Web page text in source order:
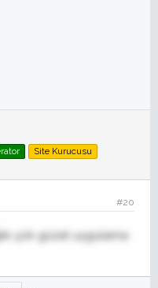
Site Kurucusu
#20
çok güzel uygulama